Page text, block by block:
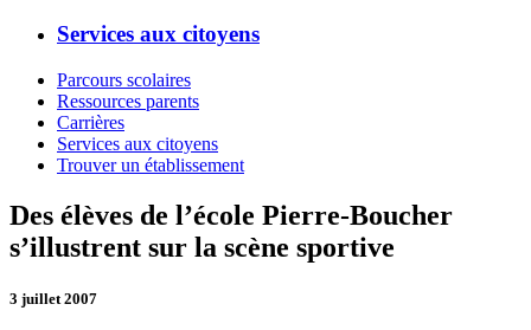
Services aux citoyens
Parcours scolaires
Ressources parents
Carrières
Services aux citoyens
Trouver un établissement
Des élèves de l’école Pierre-Boucher
s’illustrent sur la scène sportive
3 juillet 2007